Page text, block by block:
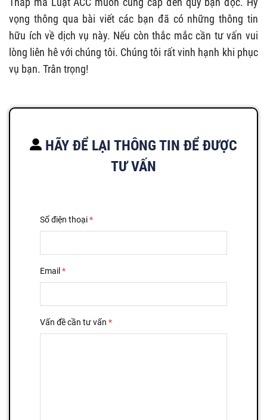
vọng thông qua bài viết các bạn đã có những thông tin
hữu ích về dịch vụ này. Nếu còn thắc mắc cần tư vấn vui
lòng liên hê với chúng tôi. Chúng tôi rất vinh hạnh khi phục
vụ bạn. Trân trọng!
HÃY ĐỂ LẠI THÔNG TIN ĐỂ ĐƯỢC
TƯ VẤN